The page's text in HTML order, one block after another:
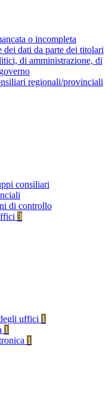
o incompleta
dei dati da parte dei titolari
di amministrazione, di
regionali/provinciali
consiliari
di controllo
3
uffici 1
1
1